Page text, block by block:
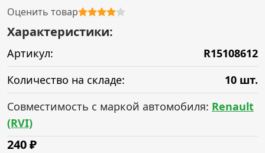
Оценить товар
Характеристики:
Артикул:
R15108612
Количество на складе:
10 шт.
Совместимость с маркой автомобиля: Renault
(RVI)
240₽